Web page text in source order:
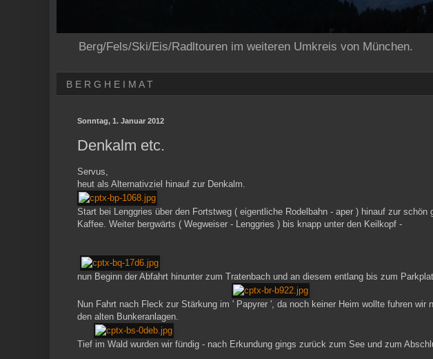
Berg/Fels/Ski/Eis/Radltouren im weiteren Umkreis von München.
B E R G H E I M A T
Sonntag, 1. Januar 2012
Denkalm etc.
Servus,
heut als Alternativziel hinauf zur Denkalm.
Start bei Lenggries über den Fortstweg ( eigentliche Rodelbahn - aper ) hinauf zur
Kaffee. Weiter bergwärts ( Wegweiser - Lenggries ) bis knapp unter den Keilkopf -
nun Beginn der Abfahrt hinunter zum Tratenbach und an diesem entlang bis zum
Nun Fahrt nach Fleck zur Stärkung im ' Papyrer ', da noch keiner Heim wollte fuhren
den alten Bunkeranlagen.
Tief im Wald wurden wir fündig - nach Erkundung gings zurück zum See und zum